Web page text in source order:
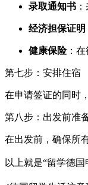
录取通知书
经济担保证明
健康保险：在
第七步：安排住宿
在申请签证的同时
第八步：出发前准
在出发前，确保所
以上就是“留学德